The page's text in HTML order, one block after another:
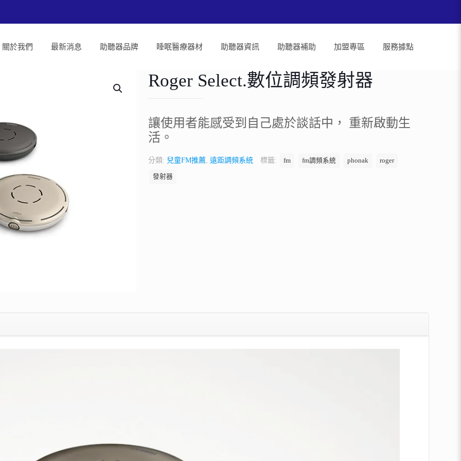
關於我們 最新消息 助聽器品牌 睡眠醫療器材 助聽器資訊 助聽器補助 加盟專區 服務據點
Roger Select.數位調頻發射器
讓使用者能感受到自己處於談話中， 重新啟動生
活。
分類: 兒童FM推薦, 遠距調頻系統 標籤: fm fm調頻系統 phonak roger
發射器